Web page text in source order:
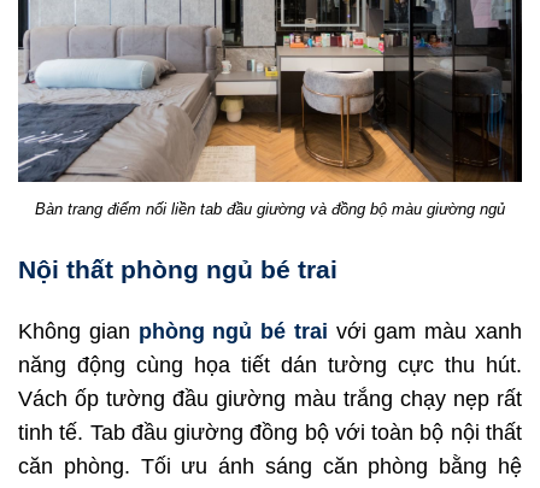
Bàn trang điểm nối liền tab đầu giường và đồng bộ màu giường ngủ
Nội thất phòng ngủ bé trai
Không gian phòng ngủ bé trai với gam màu xanh
năng động cùng họa tiết dán tường cực thu hút.
Vách ốp tường đầu giường màu trắng chạy nẹp rất
tinh tế. Tab đầu giường đồng bộ với toàn bộ nội thất
căn phòng. Tối ưu ánh sáng căn phòng bằng hệ